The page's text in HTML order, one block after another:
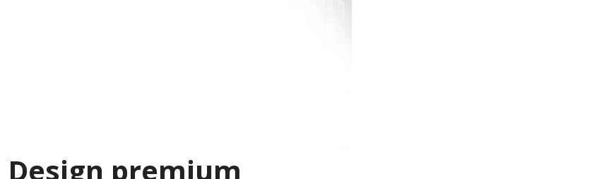
Design premium